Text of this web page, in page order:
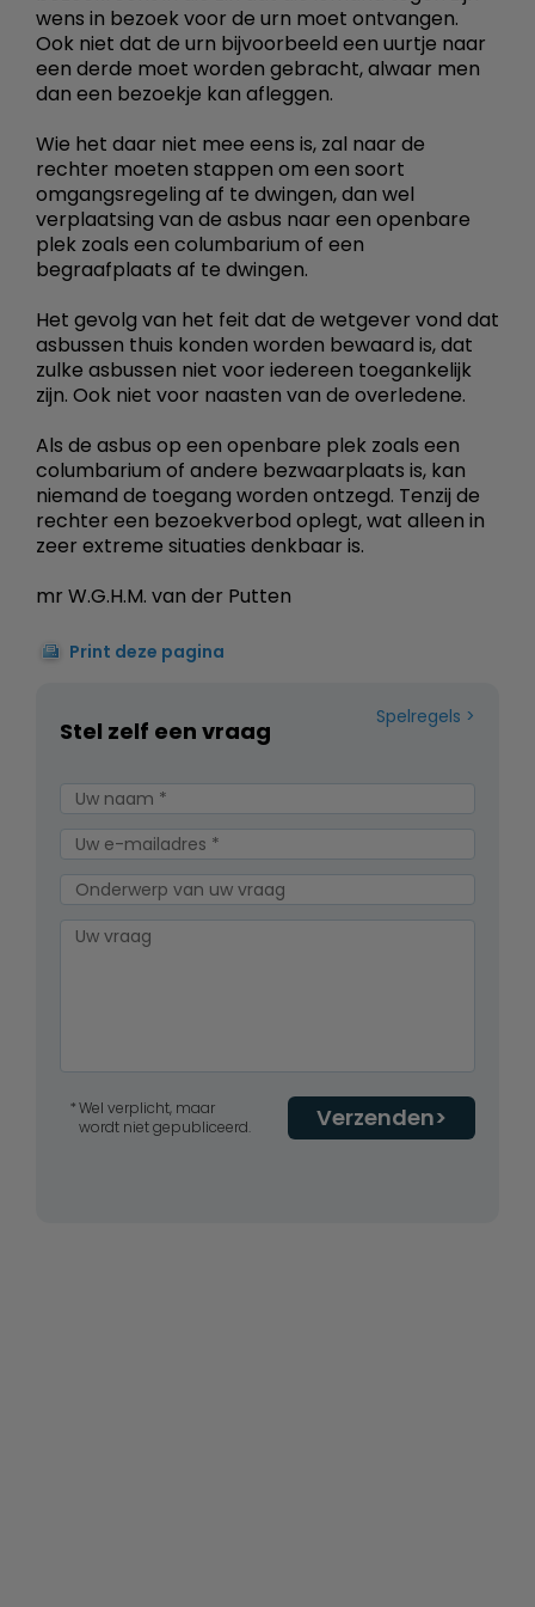
wens in bezoek voor de urn moet ontvangen.
Ook niet dat de urn bijvoorbeeld een uurtje naar
een derde moet worden gebracht, alwaar men
dan een bezoekje kan afleggen.
Wie het daar niet mee eens is, zal naar de
rechter moeten stappen om een soort
omgangsregeling af te dwingen, dan wel
verplaatsing van de asbus naar een openbare
plek zoals een columbarium of een
begraafplaats af te dwingen.
Het gevolg van het feit dat de wetgever vond dat
asbussen thuis konden worden bewaard is, dat
zulke asbussen niet voor iedereen toegankelijk
zijn. Ook niet voor naasten van de overledene.
Als de asbus op een openbare plek zoals een
columbarium of andere bezwaarplaats is, kan
niemand de toegang worden ontzegd. Tenzij de
rechter een bezoekverbod oplegt, wat alleen in
zeer extreme situaties denkbaar is.
mr W.G.H.M. van der Putten
Print deze pagina
Spelregels
Stel zelf een vraag
Verzenden
Wel verplicht, maar
wordt niet gepubliceerd.